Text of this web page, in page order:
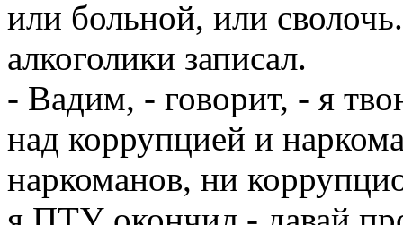
или больной, или
алкоголики записал.
- Вадим, - говорит, - я
над коррупцией и
наркоманов, ни